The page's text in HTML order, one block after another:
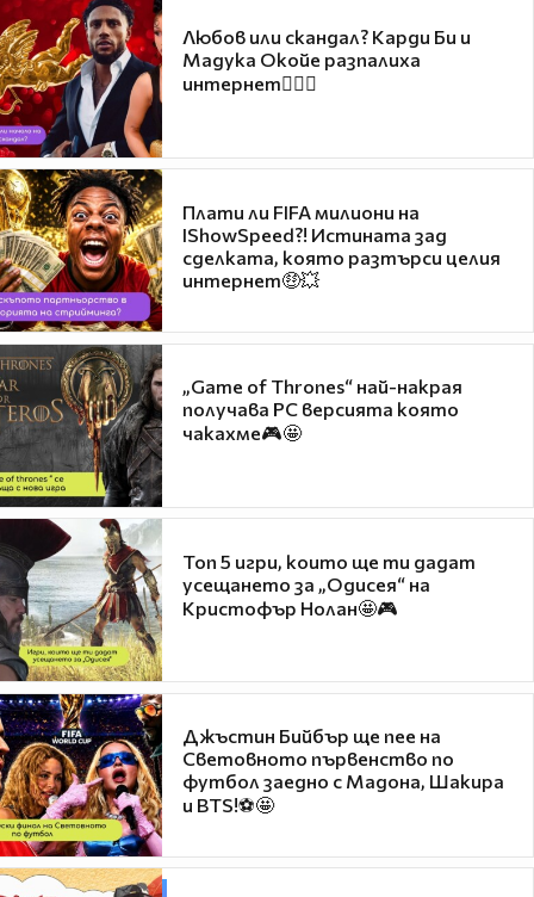
Любов или скандал? Карди Би и
Мадука Окойе разпалиха
интернет❤️‍🔥🔥
Плати ли FIFA милиони на
IShowSpeed?! Истината зад
сделката, която разтърси целия
интернет🤑💥
„Game of Thrones“ най-накрая
получава PC версията която
чакахме🎮🤩
Топ 5 игри, които ще ти дадат
усещането за „Одисея“ на
Кристофър Нолан🤩🎮
Джъстин Бийбър ще пее на
Световното първенство по
футбол заедно с Мадона, Шакира
и BTS!⚽🤩